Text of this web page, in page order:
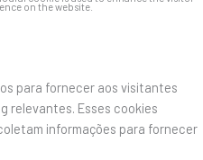
on the website.
​​para fornecer aos visitantes
relevantes. Esses cookies
informações para fornecer